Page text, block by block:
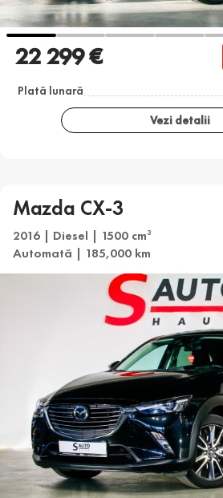
22 299 €
Plată lunară
Vezi detalii
Mazda CX-3
2016 | Diesel | 1500 cm3
Automată | 185,000 km